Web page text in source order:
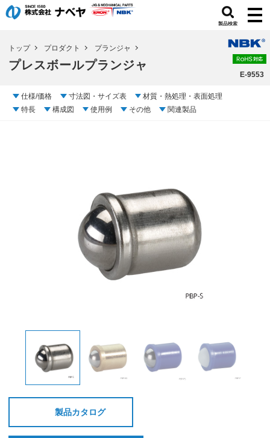
製品検索
トップ プロダクト プランジャ
プレスボールプランジャ
E-9553
仕様/価格 寸法図・サイズ表
材質・熱処理・表面処理
特長
構成図 使用例 その他 関連製品
製品カタログ